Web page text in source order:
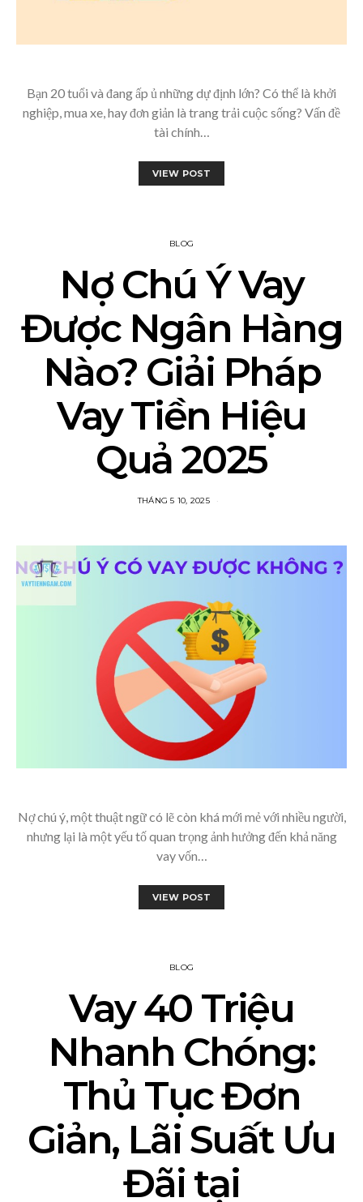
Bạn 20 tuổi và đang ấp ủ những dự định lớn? Có thể là khởi
nghiệp, mua xe, hay đơn giản là trang trải cuộc sống? Vấn đề
tài chính…
VIEW POST
BLOG
Nợ Chú Ý Vay
Được Ngân Hàng
Nào? Giải Pháp
Vay Tiền Hiệu
Quả 2025
THÁNG 5 10, 2025
Nợ chú ý, một thuật ngữ có lẽ còn khá mới mẻ với nhiều người,
nhưng lại là một yếu tố quan trọng ảnh hưởng đến khả năng
vay vốn…
VIEW POST
BLOG
Vay 40 Triệu
Nhanh Chóng:
Thủ Tục Đơn
Giản, Lãi Suất Ưu
Đãi tại